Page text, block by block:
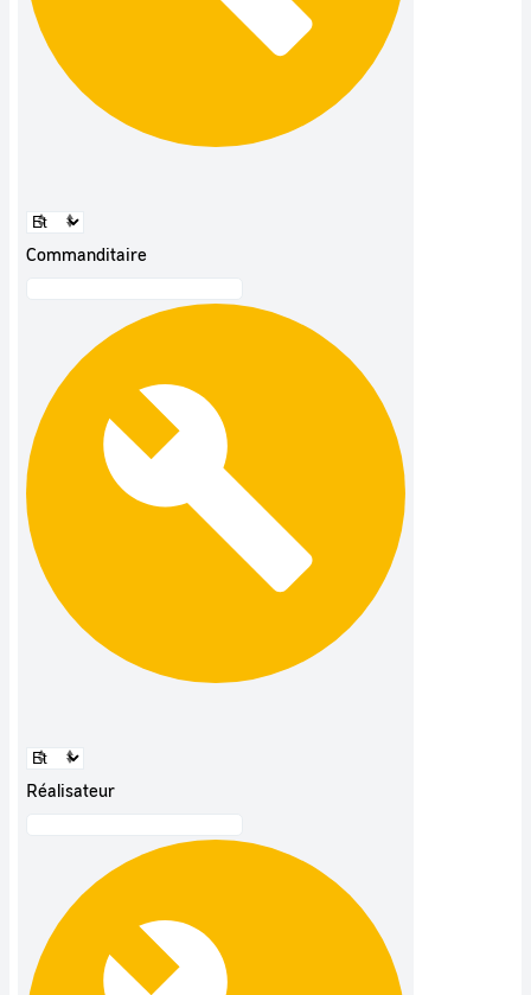
Commanditaire
Réalisateur